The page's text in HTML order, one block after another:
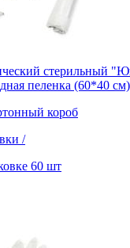
стерильный
пеленка (60*40
короб
/
60 шт